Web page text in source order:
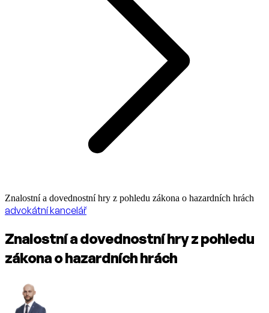
Znalostní a dovednostní hry z pohledu zákona o hazardních hrách
advokátní kancelář
Znalostní a dovednostní hry z pohledu
zákona o hazardních hrách